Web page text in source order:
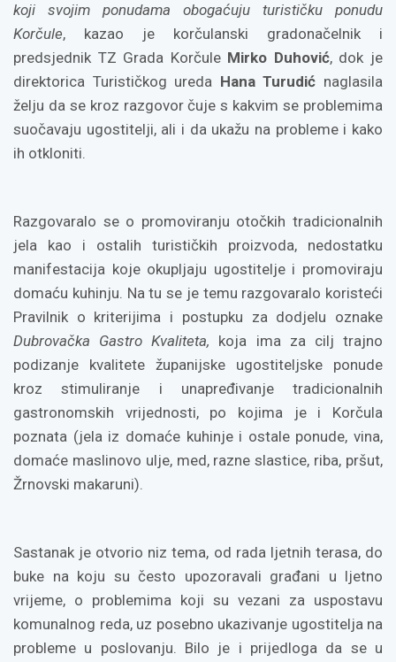
koji svojim ponudama obogaćuju turističku ponudu
Korčule, kazao je korčulanski gradonačelnik i
predsjednik TZ Grada Korčule Mirko Duhović, dok je
direktorica Turističkog ureda Hana Turudić naglasila
želju da se kroz razgovor čuje s kakvim se problemima
suočavaju ugostitelji, ali i da ukažu na probleme i kako
ih otkloniti.
Razgovaralo se o promoviranju otočkih tradicionalnih
jela kao i ostalih turističkih proizvoda, nedostatku
manifestacija koje okupljaju ugostitelje i promoviraju
domaću kuhinju. Na tu se je temu razgovaralo koristeći
Pravilnik o kriterijima i postupku za dodjelu oznake
Dubrovačka Gastro Kvaliteta, koja ima za cilj trajno
podizanje kvalitete županijske ugostiteljske ponude
kroz stimuliranje i unapređivanje tradicionalnih
gastronomskih vrijednosti, po kojima je i Korčula
poznata (jela iz domaće kuhinje i ostale ponude, vina,
domaće maslinovo ulje, med, razne slastice, riba, pršut,
Žrnovski makaruni).
Sastanak je otvorio niz tema, od rada ljetnih terasa, do
buke na koju su često upozoravali građani u ljetno
vrijeme, o problemima koji su vezani za uspostavu
komunalnog reda, uz posebno ukazivanje ugostitelja na
probleme u poslovanju. Bilo je i prijedloga da se u